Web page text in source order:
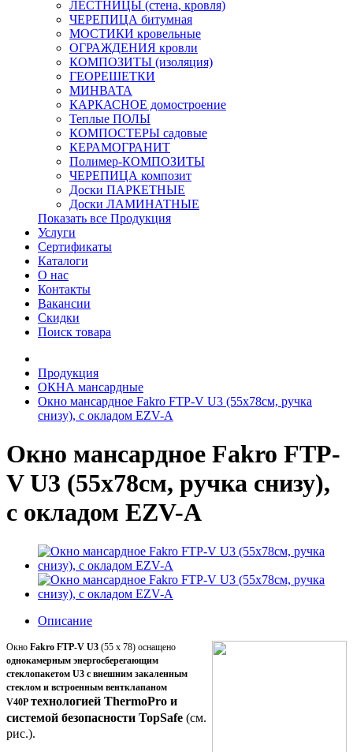
ЛЕСТНИЦЫ (стена, кровля)
ЧЕРЕПИЦА битумная
МОСТИКИ кровельные
ОГРАЖДЕНИЯ кровли
КОМПОЗИТЫ (изоляция)
ГЕОРЕШЕТКИ
МИНВАТА
КАРКАСНОЕ домостроение
Теплые ПОЛЫ
КОМПОСТЕРЫ садовые
КЕРАМОГРАНИТ
Полимер-КОМПОЗИТЫ
ЧЕРЕПИЦА композит
Доски ПАРКЕТНЫЕ
Доски ЛАМИНАТНЫЕ
Показать все Продукция
Услуги
Сертификаты
Каталоги
О нас
Контакты
Вакансии
Скидки
Поиск товара
Продукция
ОКНА мансардные
Окно мансардное Fakro FTP-V U3 (55x78см, ручка
снизу), с окладом EZV-A
Окно мансардное Fakro FTP-
V U3 (55x78см, ручка снизу),
с окладом EZV-A
Описание
Окно Fakro FTP-V U3 (55 x 78) оснащено
однокамерным энергосберегающим
стеклопакетом U3 с внешним закаленным
стеклом и встроенным вентклапаном
V40P технологией ThermoPro и
системой безопасности TopSafe (см.
рис.).